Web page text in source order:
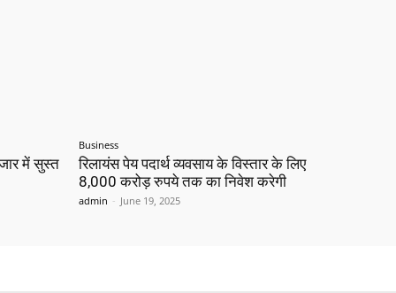
में सुस्त
Business
रिलायंस पेय पदार्थ व्यवसाय के विस्तार के लिए
8,000 करोड़ रुपये तक का निवेश करेगी
admin - June 19, 2025